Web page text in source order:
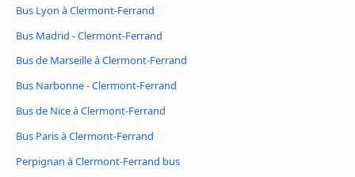
Bus Lyon à Clermont-Ferrand
Bus Madrid - Clermont-Ferrand
Bus de Marseille à Clermont-Ferrand
Bus Narbonne - Clermont-Ferrand
Bus de Nice à Clermont-Ferrand
Bus Paris à Clermont-Ferrand
Perpignan à Clermont-Ferrand bus